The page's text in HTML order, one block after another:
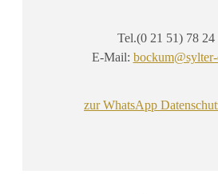
Tel.(0 21 51) 78 24
E-Mail:
zur WhatsApp